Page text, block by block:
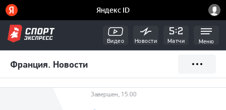
Видео Новости Матчи Меню
Франция. Новости
Завершен, 15:00